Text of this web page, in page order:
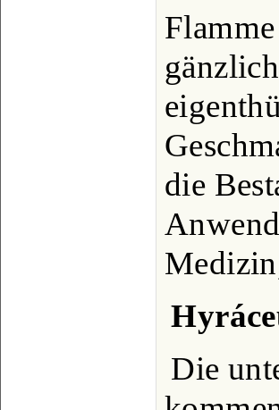
die
Die